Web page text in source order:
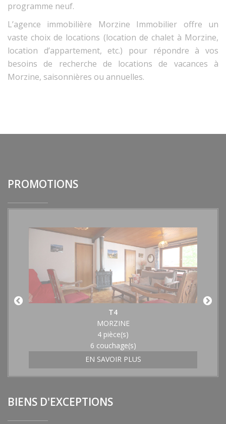
programme neuf.
L’agence immobilière Morzine Immobilier offre un
vaste choix de locations (location de chalet à Morzine,
location d’appartement, etc.) pour répondre à vos
besoins de recherche de locations de vacances à
Morzine, saisonnières ou annuelles.
PROMOTIONS
T4
MORZINE
4 pièce(s)
6 couchage(s)
EN SAVOIR PLUS
BIENS D'EXCEPTIONS